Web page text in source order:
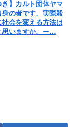
き】カルト団体ヤマ
身の者です。実際殺
会を変える方法は
思いますか。ー…